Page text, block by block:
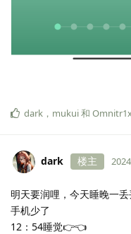
dark ， mukui和
dark 楼主
明天要润哩，今天睡晚一
手机少了
12：54睡觉👉👈